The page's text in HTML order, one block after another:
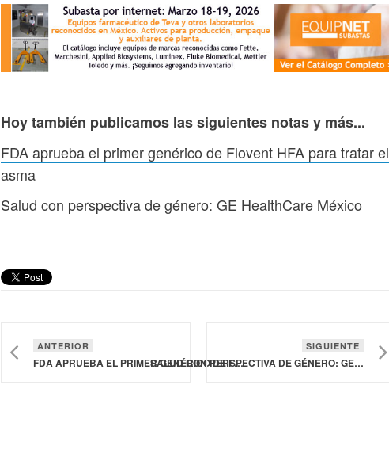
Hoy también publicamos las siguientes notas y más...
FDA aprueba el primer genérico de Flovent HFA para tratar el
asma
Salud con perspectiva de género: GE HealthCare México
ANTERIOR
FDA APRUEBA EL PRIMER GENÉRICO DE FLOVENT HFA PARA TRATAR EL ASMA
SIGUIENTE
SALUD CON PERSPECTIVA DE GÉNERO: GE HEALTHCARE MÉXICO